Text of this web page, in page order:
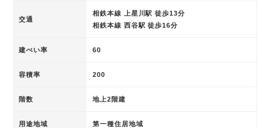
交通
相鉄本線 上星川駅 徒歩13分
相鉄本線 西谷駅 徒歩16分
建ぺい率 60
容積率 200
階数 地上2階建
用途地域 第一種住居地域